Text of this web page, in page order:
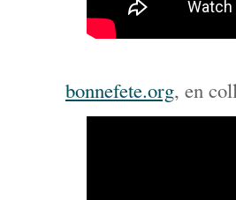
bonnefete.org, en